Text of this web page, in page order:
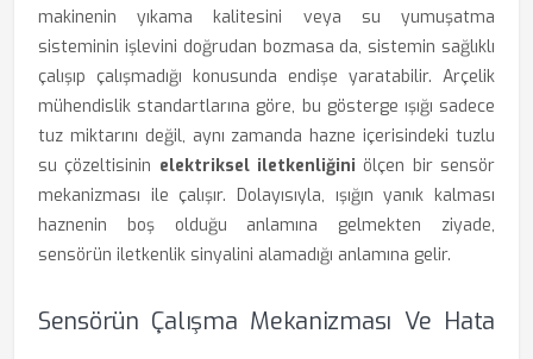
makinenin yıkama kalitesini veya su yumuşatma
sisteminin işlevini doğrudan bozmasa da, sistemin sağlıklı
çalışıp çalışmadığı konusunda endişe yaratabilir. Arçelik
mühendislik standartlarına göre, bu gösterge ışığı sadece
tuz miktarını değil, aynı zamanda hazne içerisindeki tuzlu
su çözeltisinin elektriksel iletkenliğini ölçen bir sensör
mekanizması ile çalışır. Dolayısıyla, ışığın yanık kalması
haznenin boş olduğu anlamına gelmekten ziyade,
sensörün iletkenlik sinyalini alamadığı anlamına gelir.
Sensörün Çalışma Mekanizması Ve Hata